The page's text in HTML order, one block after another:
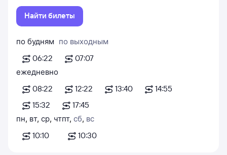
Найти билеты
по будням
06:22
по выходным
07:07
ежедневно
08:22
12:22 13:40
14:55
15:32
17:45
пн, вт, ср, чт
10:10
пт, сб, вс
10:30